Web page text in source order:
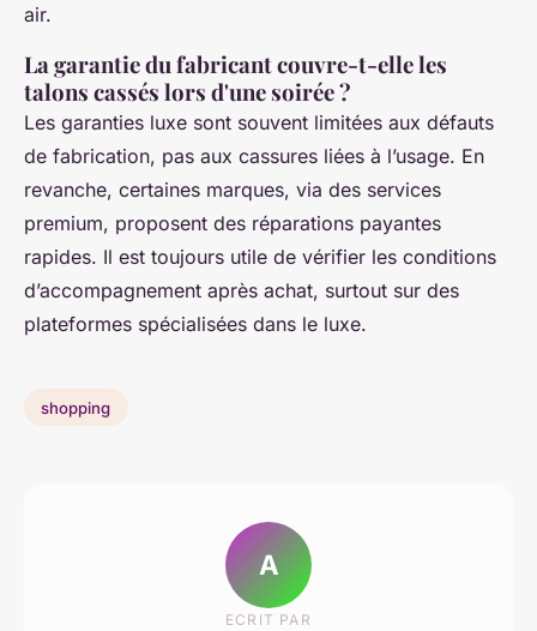
air.
La garantie du fabricant couvre-t-elle les
talons cassés lors d'une soirée ?
Les garanties luxe sont souvent limitées aux défauts
de fabrication, pas aux cassures liées à l’usage. En
revanche, certaines marques, via des services
premium, proposent des réparations payantes
rapides. Il est toujours utile de vérifier les conditions
d’accompagnement après achat, surtout sur des
plateformes spécialisées dans le luxe.
shopping
A
ECRIT PAR